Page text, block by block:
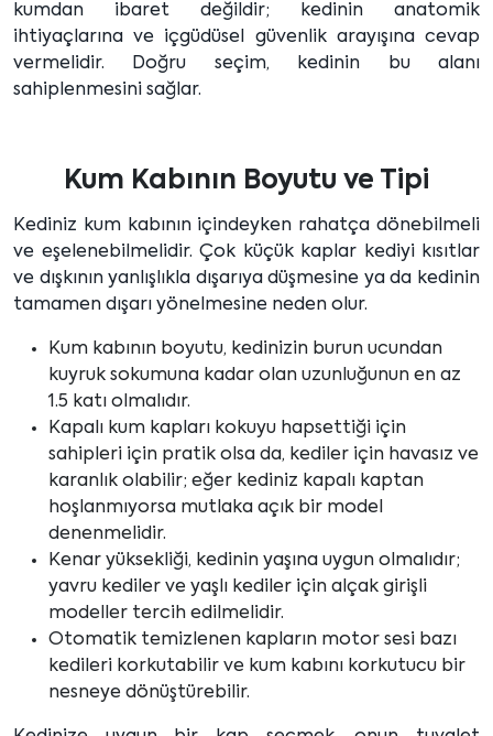
kumdan ibaret değildir; kedinin anatomik
ihtiyaçlarına ve içgüdüsel güvenlik arayışına cevap
vermelidir. Doğru seçim, kedinin bu alanı
sahiplenmesini sağlar.
Kum Kabının Boyutu ve Tipi
Kediniz kum kabının içindeyken rahatça dönebilmeli
ve eşelenebilmelidir. Çok küçük kaplar kediyi kısıtlar
ve dışkının yanlışlıkla dışarıya düşmesine ya da kedinin
tamamen dışarı yönelmesine neden olur.
Kum kabının boyutu, kedinizin burun ucundan
kuyruk sokumuna kadar olan uzunluğunun en az
1.5 katı olmalıdır.
Kapalı kum kapları kokuyu hapsettiği için
sahipleri için pratik olsa da, kediler için havasız ve
karanlık olabilir; eğer kediniz kapalı kaptan
hoşlanmıyorsa mutlaka açık bir model
denenmelidir.
Kenar yüksekliği, kedinin yaşına uygun olmalıdır;
yavru kediler ve yaşlı kediler için alçak girişli
modeller tercih edilmelidir.
Otomatik temizlenen kapların motor sesi bazı
kedileri korkutabilir ve kum kabını korkutucu bir
nesneye dönüştürebilir.